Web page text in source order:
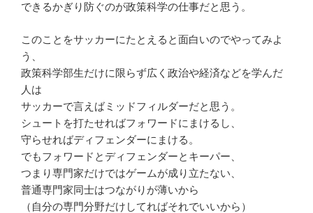
できるかぎり防ぐのが政策科学の仕事だと思う。
このことをサッカーにたとえると面白いのでやってみよ
う、
政策科学部生だけに限らず広く政治や経済などを学んだ
人は
サッカーで言えばミッドフィルダーだと思う。
シュートを打たせればフォワードにまけるし、
守らせればディフェンダーにまける。
でもフォワードとディフェンダーとキーパー、
つまり専門家だけではゲームが成り立たない、
普通専門家同士はつながりが薄いから
（自分の専門分野だけしてればそれでいいから）